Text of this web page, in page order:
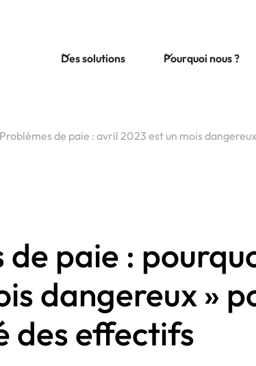
Des solutions Pourquoi nous ?
Problèmes de paie : avril 2023 est un mois dangereux
de paie :
dangereux »
des effectifs